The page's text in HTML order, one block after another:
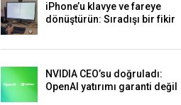
iPhone’u klavye ve fareye
dönüştürün: Sıradışı bir fikir
NVIDIA CEO’su doğruladı:
OpenAI yatırımı garanti değil